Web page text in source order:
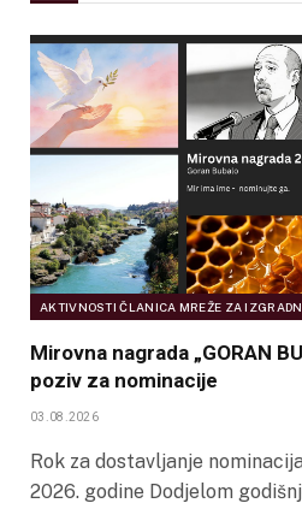
AKTIVNOSTI ČLANICA MREŽE ZA
Mirovna nagrada „GORAN
poziv za nominacije
03.08.2026
Rok za dostavljanje
2026. godine Dodjelom